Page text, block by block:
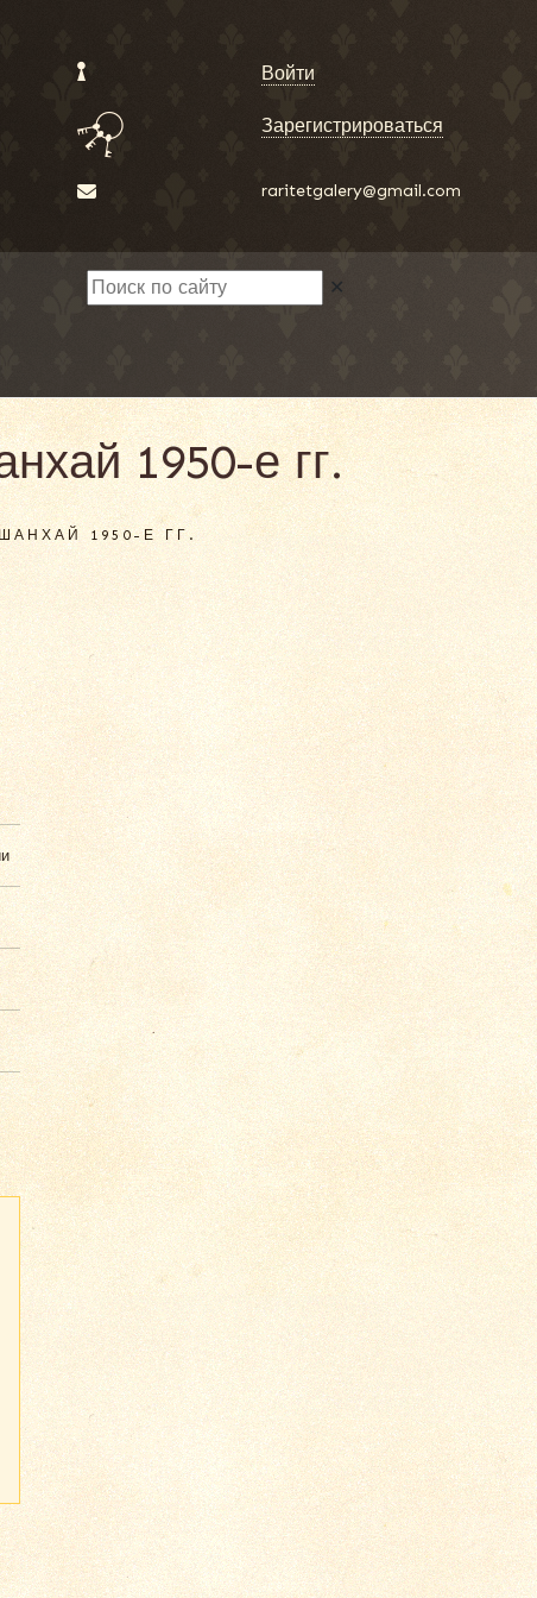
Войти
Зарегистрироваться
raritetgalery@gmail.com
✕
1950-е гг.
1950-Е ГГ.